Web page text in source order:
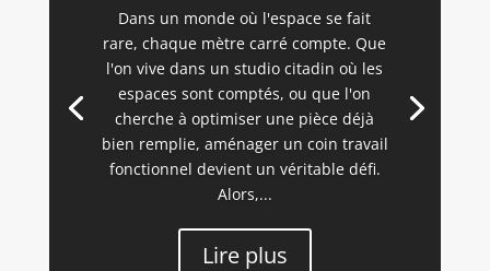
Dans un monde où l'espace se fait
rare, chaque mètre carré compte. Que
l'on vive dans un studio citadin où les
espaces sont comptés, ou que l'on
cherche à optimiser une pièce déjà
bien remplie, aménager un coin travail
fonctionnel devient un véritable défi.
Alors,...
Lire plus